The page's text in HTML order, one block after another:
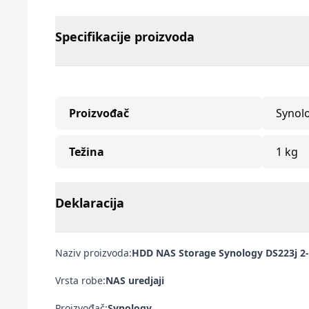
Specifikacije proizvoda
Proizvođač
Težina 1 kg
Deklaracija
Naziv proizvoda:HDD NAS Storage Synology DS223j
Vrsta robe:NAS uredjaji